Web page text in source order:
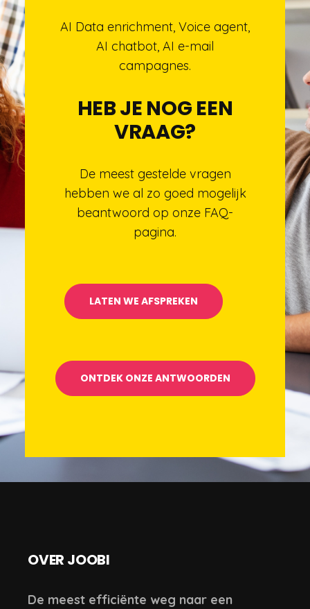
AI Data enrichment, Voice agent,
AI chatbot, AI e-mail
campagnes.
HEB JE NOG EEN
VRAAG?
De meest gestelde vragen
hebben we al zo goed mogelijk
beantwoord op onze FAQ-
pagina.
LATEN WE AFSPREKEN
ONTDEK ONZE ANTWOORDEN
OVER JOOBI
De meest efficiënte weg naar een